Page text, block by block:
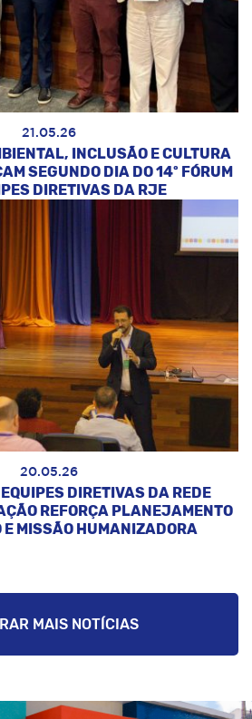
21.05.26
INCLUSÃO E CULTURA
SEGUNDO DIA DO 14º FÓRUM
DIRETIVAS DA RJE
20.05.26
DIRETIVAS DA REDE
REFORÇA PLANEJAMENTO
E MISSÃO HUMANIZADORA
MAIS NOTÍCIAS